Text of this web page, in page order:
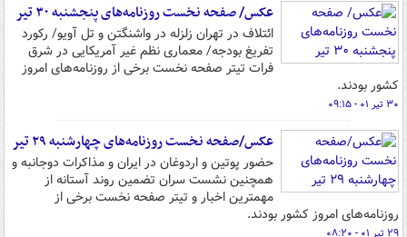
عکس/ صفحه نخست روزنامه‌های پنجشنبه ۳۰ تیر
ائتلاف در تهران زلزله در واشنگتن و تل آویو/ رکورد
تفریغ بودجه/ معماری نظم غیر آمریکایی در شرق
فرات تیتر صفحه نخست برخی از روزنامه‌های امروز
کشور بودند.
۳۰ تیر ۰۱ - ۰۹:۱۵
عکس/صفحه نخست روزنامه‌های چهارشنبه ۲۹ تیر
حضور پوتین و اردوغان در ایران و مذاکرات دوجانبه و
همچنین نشست سران تضمین روند آستانه از
مهمترین اخبار و تیتر صفحه نخست برخی از
روزنامه‌های امروز کشور بودند.
۲۹ تیر ۰۱ - ۰۸:۲۰